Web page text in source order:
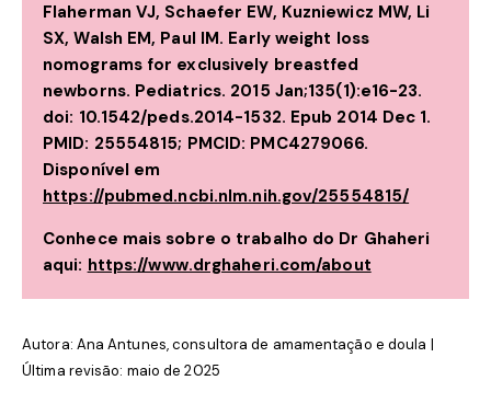
Flaherman VJ, Schaefer EW, Kuzniewicz MW, Li
SX, Walsh EM, Paul IM. Early weight loss
nomograms for exclusively breastfed
newborns. Pediatrics. 2015 Jan;135(1):e16-23.
doi: 10.1542/peds.2014-1532. Epub 2014 Dec 1.
PMID: 25554815; PMCID: PMC4279066.
Disponível em
https://pubmed.ncbi.nlm.nih.gov/25554815/
Conhece mais sobre o trabalho do Dr Ghaheri
aqui: https://www.drghaheri.com/about
Autora: Ana Antunes, consultora de amamentação e doula |
Última revisão: maio de 2025